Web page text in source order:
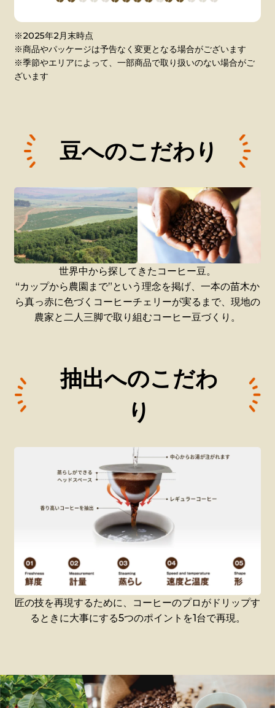
※2025年2月末時点
※商品やパッケージは予告なく変更となる場合がございます
※季節やエリアによって、一部商品で取り扱いのない場合がご
ざいます
豆へのこだわり
世界中から探してきたコーヒー豆。
“カップから農園まで”という理念を掲げ、一本の苗木か
ら真っ赤に色づくコーヒーチェリーが実るまで、現地の
農家と二人三脚で取り組むコーヒー豆づくり。
抽出へのこだわ
り
匠の技を再現するために、コーヒーのプロがドリップす
るときに大事にする5つのポイントを1台で再現。